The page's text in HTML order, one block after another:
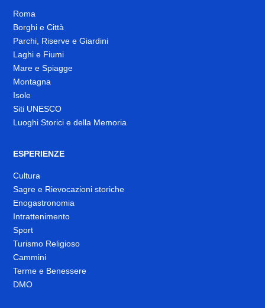
Roma
Borghi e Città
Parchi, Riserve e Giardini
Laghi e Fiumi
Mare e Spiagge
Montagna
Isole
Siti UNESCO
Luoghi Storici e della Memoria
ESPERIENZE
Cultura
Sagre e Rievocazioni storiche
Enogastronomia
Intrattenimento
Sport
Turismo Religioso
Cammini
Terme e Benessere
DMO